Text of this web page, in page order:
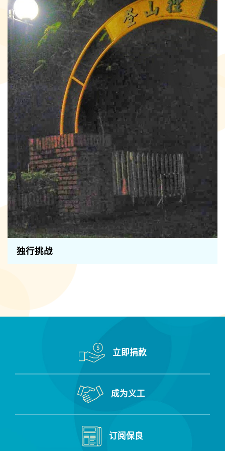
独行挑战
立即捐款
成为义工
订阅保良